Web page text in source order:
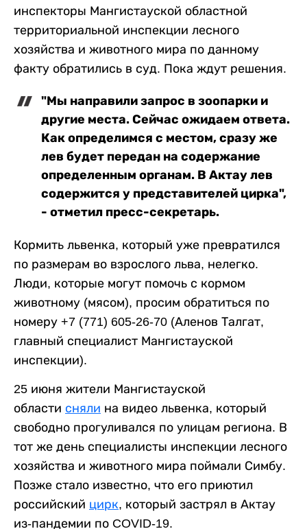
инспекторы Мангистауской областной
территориальной инспекции лесного
хозяйства и животного мира по данному
факту обратились в суд. Пока ждут решения.
"Мы направили запрос в зоопарки и
другие места. Сейчас ожидаем ответа.
Как определимся с местом, сразу же
лев будет передан на содержание
определенным органам. В Актау лев
содержится у представителей цирка",
- отметил пресс-секретарь.
Кормить львенка, который уже превратился
по размерам во взрослого льва, нелегко.
Люди, которые могут помочь с кормом
животному (мясом), просим обратиться по
номеру +7 (771) 605-26-70 (Аленов Талгат,
главный специалист Мангистауской
инспекции).
25 июня жители Мангистауской
области сняли на видео львенка, который
свободно прогуливался по улицам региона. В
тот же день специалисты инспекции лесного
хозяйства и животного мира поймали Симбу.
Позже стало известно, что его приютил
российский цирк, который застрял в Актау
из-пандемии по COVID-19.